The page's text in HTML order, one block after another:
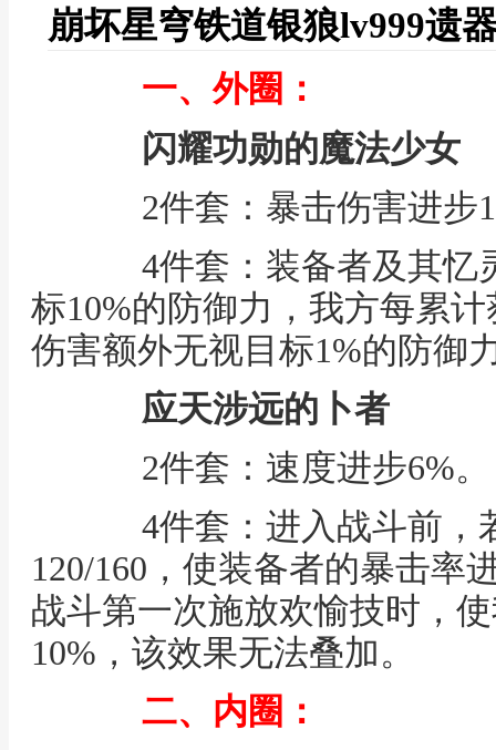
崩坏星穹铁道银狼lv999遗
一、外圈：
闪耀功勋的魔法少女
2件套：暴击伤害进步
4件套：装备者及其忆
标10%的防御力，我方每累
伤害额外无视目标1%的防御
应天涉远的卜者
2件套：速度进步6%。
4件套：进入战斗前，
120/160，使装备者的暴击率
战斗第一次施放欢愉技时，
10%，该效果无法叠加。
二、内圈：